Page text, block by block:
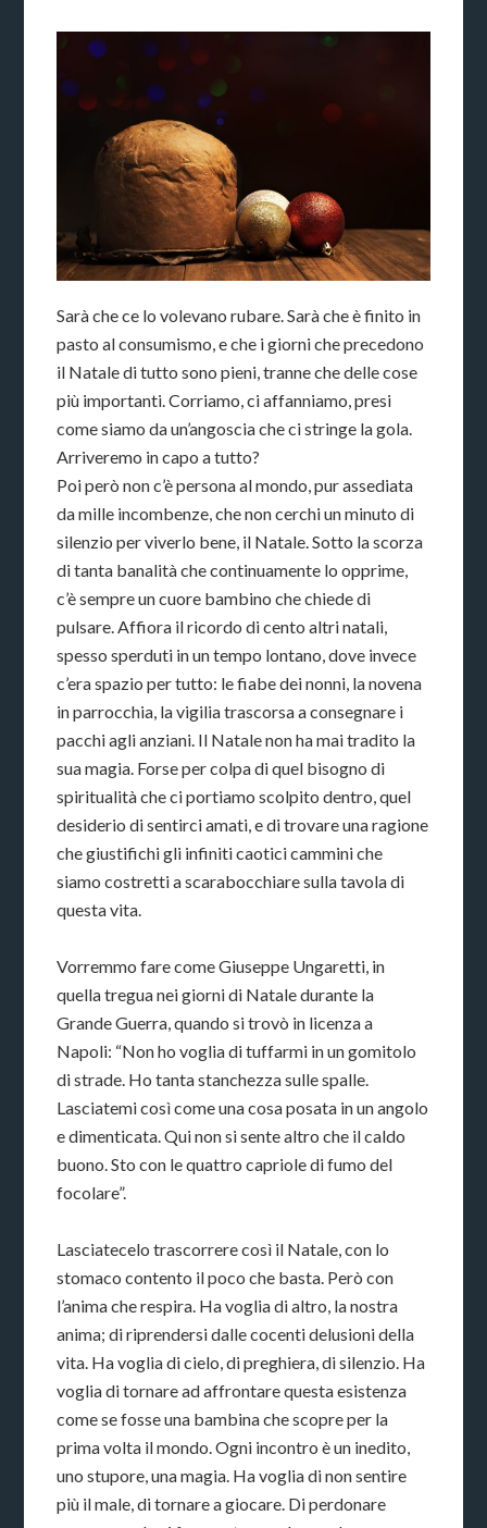
Sarà che ce lo volevano rubare. Sarà che è finito in
pasto al consumismo, e che i giorni che precedono
il Natale di tutto sono pieni, tranne che delle cose
più importanti. Corriamo, ci affanniamo, presi
come siamo da un’angoscia che ci stringe la gola.
Arriveremo in capo a tutto?
Poi però non c’è persona al mondo, pur assediata
da mille incombenze, che non cerchi un minuto di
silenzio per viverlo bene, il Natale. Sotto la scorza
di tanta banalità che continuamente lo opprime,
c’è sempre un cuore bambino che chiede di
pulsare. Affiora il ricordo di cento altri natali,
spesso sperduti in un tempo lontano, dove invece
c’era spazio per tutto: le fiabe dei nonni, la novena
in parrocchia, la vigilia trascorsa a consegnare i
pacchi agli anziani. Il Natale non ha mai tradito la
sua magia. Forse per colpa di quel bisogno di
spiritualità che ci portiamo scolpito dentro, quel
desiderio di sentirci amati, e di trovare una ragione
che giustifichi gli infiniti caotici cammini che
siamo costretti a scarabocchiare sulla tavola di
questa vita.
Vorremmo fare come Giuseppe Ungaretti, in
quella tregua nei giorni di Natale durante la
Grande Guerra, quando si trovò in licenza a
Napoli: “Non ho voglia di tuffarmi in un gomitolo
di strade. Ho tanta stanchezza sulle spalle.
Lasciatemi così come una cosa posata in un angolo
e dimenticata. Qui non si sente altro che il caldo
buono. Sto con le quattro capriole di fumo del
focolare”.
Lasciatecelo trascorrere così il Natale, con lo
stomaco contento il poco che basta. Però con
l’anima che respira. Ha voglia di altro, la nostra
anima; di riprendersi dalle cocenti delusioni della
vita. Ha voglia di cielo, di preghiera, di silenzio. Ha
voglia di tornare ad affrontare questa esistenza
come se fosse una bambina che scopre per la
prima volta il mondo. Ogni incontro è un inedito,
uno stupore, una magia. Ha voglia di non sentire
più il male, di tornare a giocare. Di perdonare